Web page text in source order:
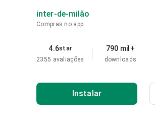
inter-de-milão
Compras no app
4.6star
2355 avaliações
790 mil+
downloads
Instalar